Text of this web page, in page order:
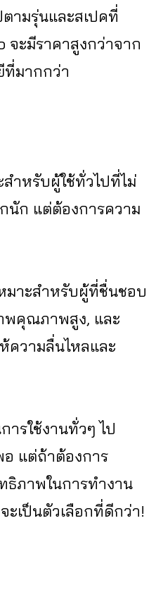
ามรุ่นและสเปคที่
จะมีราคาสูงกว่าจาก
ที่มากกว่า
สำหรับผู้ใช้ทั่วไปที่ไม่
นัก แต่ต้องการความ
มาะสำหรับผู้ที่ชื่นชอบ
พคุณภาพสูง, และ
ความลื่นไหลและ
รใช้งานทั่วๆ ไป
อ แต่ถ้าต้องการ
ธิภาพในการทำงาน
ะเป็นตัวเลือกที่ดีกว่า!